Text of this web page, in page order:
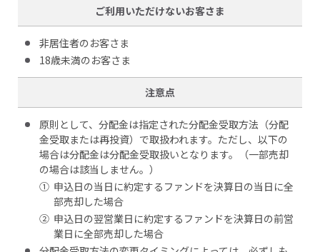
ご利用いただけないお客さま
非居住者のお客さま
18歳未満のお客さま
注意点
原則として、分配金は指定された分配金受取方法（分配
金受取または再投資）で取扱われます。ただし、以下の
場合は分配金は分配金受取扱いとなります。（一部売却
の場合は該当しません。）
① 申込日の当日に約定するファンドを決算日の当日に全
部売却した場合
② 申込日の翌営業日に約定するファンドを決算日の前営
業日に全部売却した場合